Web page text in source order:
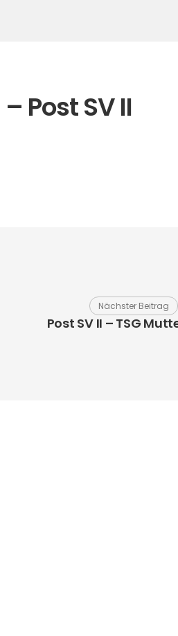
Post SV II
Nächster Beitrag
Post SV II – TSG